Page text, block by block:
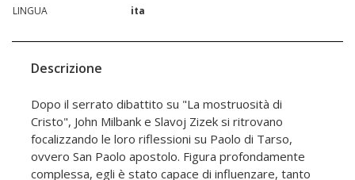
LINGUA
ita
Descrizione
Dopo il serrato dibattito su "La mostruosità di
Cristo", John Milbank e Slavoj Zizek si ritrovano
focalizzando le loro riflessioni su Paolo di Tarso,
ovvero San Paolo apostolo. Figura profondamente
complessa, egli è stato capace di influenzare, tanto